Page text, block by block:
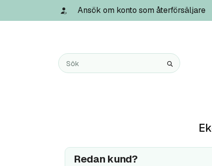
Ansök om konto som återförsäljare
Redan kund?